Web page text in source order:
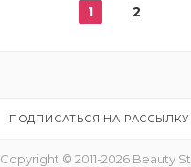
1 2
ПОДПИСАТЬСЯ НА РАССЫЛКУ
Copyright © 2011-2026 Beauty